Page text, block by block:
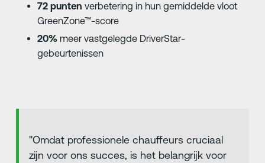
72 punten verbetering in hun gemiddelde vloot
GreenZone™-score
20%meer vastgelegde DriverStar-
gebeurtenissen
"Omdat professionele chauffeurs cruciaal
zijn voor ons succes, is het belangrijk voor